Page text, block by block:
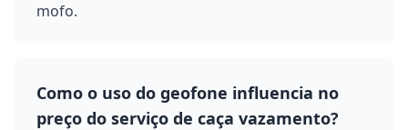
mofo.
Como o uso do geofone influencia no
preço do serviço de caça vazamento?